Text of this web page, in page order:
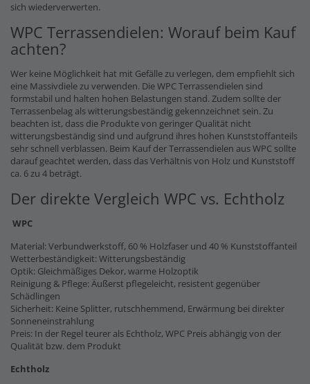
sich wiederverwerten.
WPC Terrassendielen: Worauf beim Kauf
achten?
Wer keine Möglichkeit hat mit Gefälle zu verlegen, dem empfiehlt sich
eine Massivdiele zu verwenden. Die WPC Terrassendielen sind
formstabil und halten hohen Belastungen stand. Zudem sollte der
Terrassenbelag als witterungsbeständig gekennzeichnet sein. Zu
beachten ist, dass die Produkte von geringer Qualität nicht
witterungsbeständig sind und aufgrund ihres hohen Kunststoffanteils
sehr schnell verblassen. Beim Kauf der Terrassendielen aus WPC sollte
darauf geachtet werden, dass das Verhältnis von Holz und Kunststoff
ca. 6 zu 4 beträgt.
Der direkte Vergleich WPC vs. Echtholz
WPC
Material: Verbundwerkstoff, 60 % Holzfaser und 40 % Kunststoffanteil
Wetterbeständigkeit: Witterungsbeständig
Optik: Gleichmäßiges Dekor, warme Holzoptik
Reinigung & Pflege: Äußerst pflegeleicht, resistent gegenüber
Schädlingen
Sicherheit: Keine Splitter, rutschhemmend, Erwärmung bei direkter
Sonneneinstrahlung
Preis: In der Regel teurer als Echtholz, WPC Preis abhängig von der
Qualität bzw. dem Produkt
Echtholz